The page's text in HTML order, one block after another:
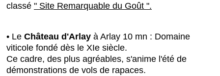
classé " Site Remarquable du Goût ".
• Le Château d'Arlay à Arlay 10 mn : Domaine
viticole fondé dès le XIe siècle.
Ce cadre, des plus agréables, s'anime l'été de
démonstrations de vols de rapaces.